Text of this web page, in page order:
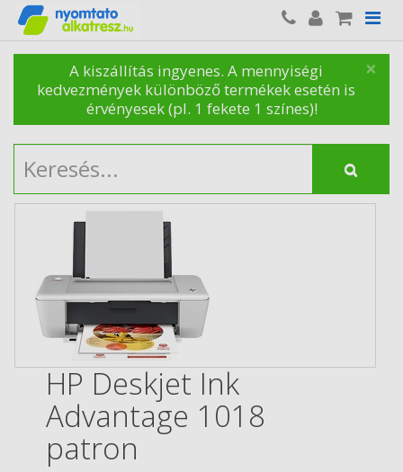
×
A kiszállítás ingyenes. A mennyiségi
kedvezmények különböző termékek esetén is
érvényesek (pl. 1 fekete 1 színes)!
HP Deskjet Ink
Advantage 1018
patron